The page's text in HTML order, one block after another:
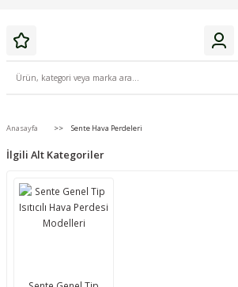
Anasayfa Sente Hava Perdeleri
İlgili Alt Kategoriler